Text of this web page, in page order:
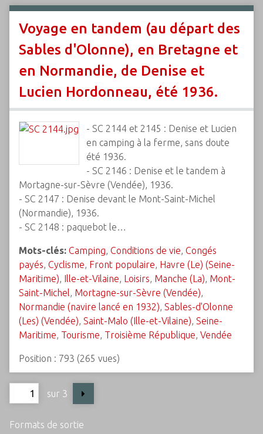
Voyage en tandem (au départ des
Sables d'Olonne), en Bretagne et
en Normandie, de Denise et
Lucien Hordonneau, été 1936.
- SC 2144 et 2145 : Denise et Lucien
en camping à la ferme, sans doute
été 1936.
- SC 2146 : Denise et le tandem à
Mortagne-sur-Sèvre (Vendée), 1936.
- SC 2147 : Denise devant le Mont-Saint-Michel
(Normandie), 1936.
- SC 2148 : paquebot le…
Mots-clés: Camping, Conditions de vie, Congés
payés, Cyclisme, Front populaire, Havre (Le) (Seine-
Maritime), Ille-et-Vilaine, Loisirs, Manche (La), Mont-
Saint-Michel, Mortagne-sur-Sèvre (Vendée),
Normandie (navire lancé en 1932), Sables-d'Olonne
(Les) (Vendée), Saint-Malo (Ille-et-Vilaine), Seine-
Maritime, Tourisme, Troisième République, Vendée
Position : 793 (265 vues)
sur 3
Formats de sortie